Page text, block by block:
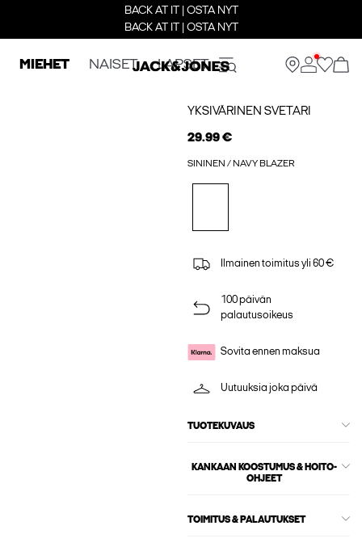
BACK AT IT | OSTA NYT
BACK AT IT | OSTA NYT
MIEHET NAISET LAPSET
YKSIVÄRINEN SVETARI
29.99 €
SININEN / NAVY BLAZER
Ilmainen toimitus yli 60 €
100 päivän
palautusoikeus
Sovita ennen maksua
Uutuuksia joka päivä
TUOTEKUVAUS
KANKAAN KOOSTUMUS & HOITO-
OHJEET
TOIMITUS & PALAUTUKSET